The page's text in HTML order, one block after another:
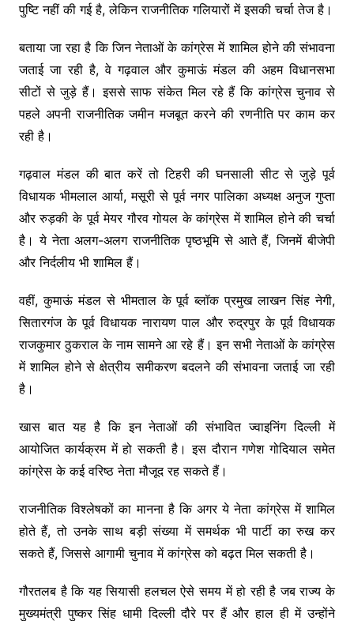
पुष्टि नहीं की गई है, लेकिन राजनीतिक गलियारों में इसकी चर्चा तेज है।
बताया जा रहा है कि जिन नेताओं के कांग्रेस में शामिल होने की संभावना
जताई जा रही है, वे गढ़वाल और कुमाऊं मंडल की अहम विधानसभा
सीटों से जुड़े हैं। इससे साफ संकेत मिल रहे हैं कि कांग्रेस चुनाव से
पहले अपनी राजनीतिक जमीन मजबूत करने की रणनीति पर काम कर
रही है।
गढ़वाल मंडल की बात करें तो टिहरी की घनसाली सीट से जुड़े पूर्व
विधायक भीमलाल आर्या, मसूरी से पूर्व नगर पालिका अध्यक्ष अनुज गुप्ता
और रुड़की के पूर्व मेयर गौरव गोयल के कांग्रेस में शामिल होने की चर्चा
है। ये नेता अलग-अलग राजनीतिक पृष्ठभूमि से आते हैं, जिनमें बीजेपी
और निर्दलीय भी शामिल हैं।
वहीं, कुमाऊं मंडल से भीमताल के पूर्व ब्लॉक प्रमुख लाखन सिंह नेगी,
सितारगंज के पूर्व विधायक नारायण पाल और रुद्रपुर के पूर्व विधायक
राजकुमार ठुकराल के नाम सामने आ रहे हैं। इन सभी नेताओं के कांग्रेस
में शामिल होने से क्षेत्रीय समीकरण बदलने की संभावना जताई जा रही
है।
खास बात यह है कि इन नेताओं की संभावित ज्वाइनिंग दिल्ली में
आयोजित कार्यक्रम में हो सकती है। इस दौरान गणेश गोदियाल समेत
कांग्रेस के कई वरिष्ठ नेता मौजूद रह सकते हैं।
राजनीतिक विश्लेषकों का मानना है कि अगर ये नेता कांग्रेस में शामिल
होते हैं, तो उनके साथ बड़ी संख्या में समर्थक भी पार्टी का रुख कर
सकते हैं, जिससे आगामी चुनाव में कांग्रेस को बढ़त मिल सकती है।
गौरतलब है कि यह सियासी हलचल ऐसे समय में हो रही है जब राज्य के
मुख्यमंत्री पुष्कर सिंह धामी दिल्ली दौरे पर हैं और हाल ही में उन्होंने